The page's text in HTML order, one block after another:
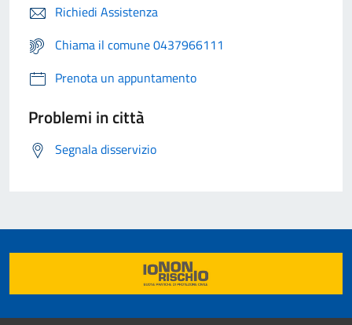
Richiedi Assistenza
Chiama il comune 0437966111
Prenota un appuntamento
Problemi in città
Segnala disservizio